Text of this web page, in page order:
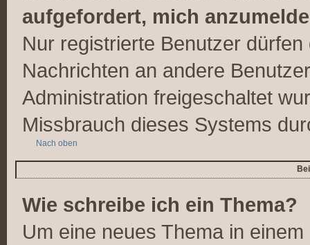
aufgefordert, mich
Nur registrierte Benutzer
Nachrichten an andere
Administration freigeschaltet
Missbrauch dieses Systems
Nach oben
Wie schreibe ich ein Thema?
Um eine neues Thema in